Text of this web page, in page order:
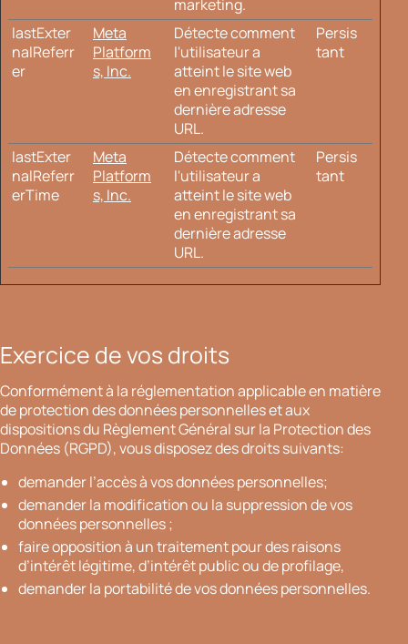
marketing.
lastExter
nalReferr
er
Meta
Platform
s, Inc.
Détecte comment
l'utilisateur a
atteint le site web
en enregistrant sa
dernière adresse
URL.
Persis
tant
lastExter
nalReferr
erTime
Meta
Platform
s, Inc.
Détecte comment
l'utilisateur a
atteint le site web
en enregistrant sa
dernière adresse
URL.
Persis
tant
Exercice de vos droits
Conformément à la réglementation applicable en matière
de protection des données personnelles et aux
dispositions du Règlement Général sur la Protection des
Données (RGPD), vous disposez des droits suivants:
demander l’accès à vos données personnelles;
demander la modification ou la suppression de vos
données personnelles ;
faire opposition à un traitement pour des raisons
d’intérêt légitime, d’intérêt public ou de profilage,
demander la portabilité de vos données personnelles.